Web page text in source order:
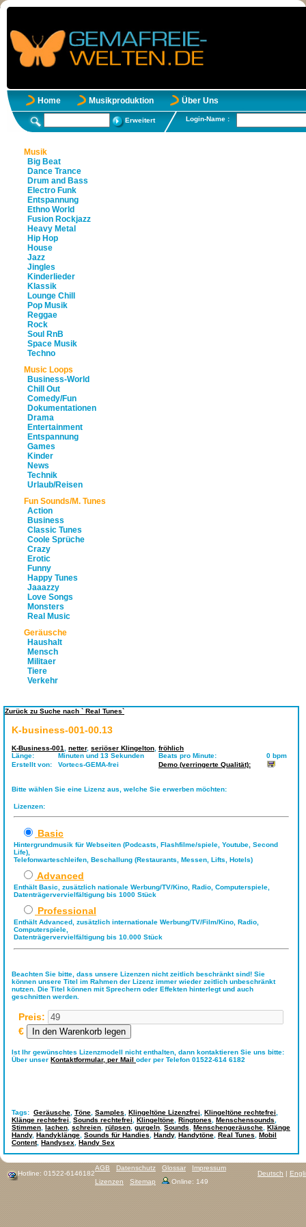
Home Musikproduktion Über Uns
Erweitert Login-Name :
Musik
Big Beat
Dance Trance
Drum and Bass
Electro Funk
Entspannung
Ethno World
Fusion Rockjazz
Heavy Metal
Hip Hop
House
Jazz
Jingles
Kinderlieder
Klassik
Lounge Chill
Pop Musik
Reggae
Rock
Soul RnB
Space Musik
Techno
Music Loops
Business-World
Chill Out
Comedy/Fun
Dokumentationen
Drama
Entertainment
Entspannung
Games
Kinder
News
Technik
Urlaub/Reisen
Fun Sounds/M. Tunes
Action
Business
Classic Tunes
Coole Sprüche
Crazy
Erotic
Funny
Happy Tunes
Jaaazzy
Love Songs
Monsters
Real Music
Geräusche
Haushalt
Mensch
Militaer
Tiere
Verkehr
Zurück zu Suche nach ` Real Tunes`
K-business-001-00.13
K-Business-001 netter, seriöser Klingelton fröhlich
Länge:
Minuten und 13 Sekunden Beats pro Minute:
0 bpm
Erstellt von:
Vortecs-GEMA-frei Demo (verringerte Qualität):
Bitte wählen Sie eine Lizenz aus, welche Sie erwerben möchten:
Lizenzen:
Basic
Hintergrundmusik für Webseiten (Podcasts, Flashfilme/spiele, Youtube, Second
Life),
Telefonwarteschleifen, Beschallung (Restaurants, Messen, Lifts, Hotels)
Advanced
Enthält Basic, zusätzlich nationale Werbung/TV/Kino, Radio, Computerspiele,
Datenträgervervielfältigung bis 1000 Stück
Professional
Enthält Advanced, zusätzlich internationale Werbung/TV/Film/Kino, Radio,
Computerspiele,
Datenträgervervielfältigung bis 10.000 Stück
Beachten Sie bitte, dass unsere Lizenzen nicht zeitlich beschränkt sind! Sie
können unsere Titel im Rahmen der Lizenz immer wieder zeitlich unbeschränkt
nutzen. Die Titel können mit Sprechern oder Effekten hinterlegt und auch
geschnitten werden.
Preis:
€
Ist Ihr gewünschtes Lizenzmodell nicht enthalten, dann kontaktieren Sie uns bitte:
Über unser Kontaktformular, per Mail oder per Telefon 01522-614 6182
Tags: Geräusche Töne Samples Klingeltöne Lizenzfrei Klingeltöne rechtefrei
Klänge rechtefrei
Sounds rechtefrei Klingeltöne Ringtones Menschensounds
Stimmen lachen schreien rülpsen gurgeln Sounds Menschengeräusche Klänge
Handy, Handyklänge Sounds für Handies Handy, Handytöne Real Tunes
Mobil
Content, Handysex Handy Sex
Hotline: 01522-6146182 Deutsch |
AGB Datenschutz Glossar
Impressum
Lizenzen
Sitemap Online: 149